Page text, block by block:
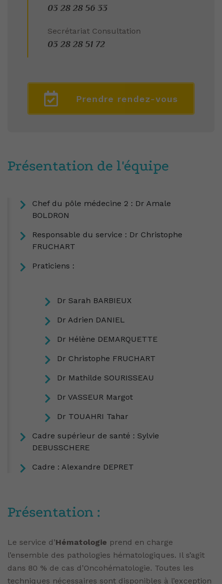
03 28 28 56 33
Secrétariat Consultation
03 28 28 51 72
Prendre rendez-vous
Présentation de l'équipe
Chef du pôle médecine 2 : Dr Amale
BOLDRON
Responsable du service : Dr Christophe
FRUCHART
Praticiens :
Dr Sarah BARBIEUX
Dr Adrien DANIEL
Dr Hélène DEMARQUETTE
Dr Christophe FRUCHART
Dr Mathilde SOURISSEAU
Dr VASSEUR Margot
Dr TOUAHRI Tahar
Cadre supérieur de santé : Sylvie
DEBUSSCHERE
Cadre : Alexandre DEPRET
Présentation :
Le service d’Hématologie prend en charge
l’ensemble des pathologies hématologiques. Il s’agit
dans 80 % de cas d’Oncohématologie. Toutes les
techniques nécessaires sont disponibles à l’exception